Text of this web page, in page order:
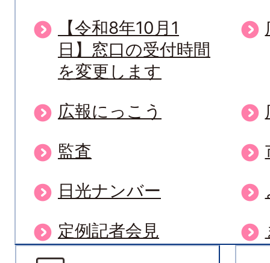
市
の
お
知
せ
【令和8年10月1
日】窓口の受付時間
を変更します
広報にっこう
監査
日光ナンバー
定例記者会見